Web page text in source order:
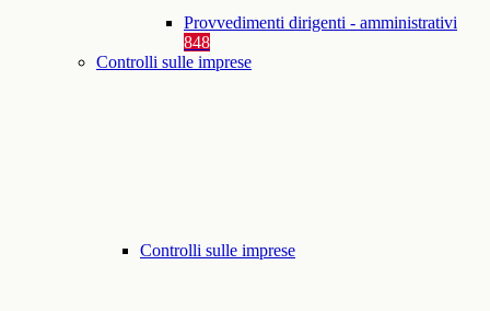
Provvedimenti dirigenti - amministrativi
848
Controlli sulle imprese
Controlli sulle imprese